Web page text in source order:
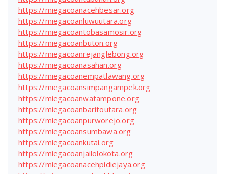
https://miegacoanacehbesar.org
https://miegacoanluwuutara.org
https://miegacoantobasamosir.org
https://miegacoanbuton.org
https://miegacoanrejanglebong.org
https://miegacoanasahan.org
https://miegacoanempatlawang.org
https://miegacoansimpangampek.org
https://miegacoanwatampone.org
https://miegacoanbaritoutara.org
https://miegacoanpurworejo.org
https://miegacoansumbawa.org
https://miegacoankutai.org
https://miegacoanjailolokota.org
https://miegacoanacehpidiejaya.org